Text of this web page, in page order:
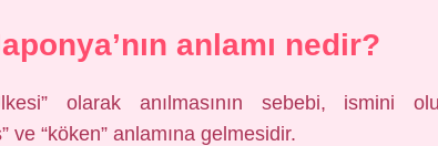
anlamı nedir?
olarak anılmasının sebebi, ismini
ve “köken” anlamına gelmesidir.